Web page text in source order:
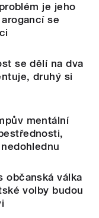
je jeho
se
se dělí na dva
druhý si
mentální
občanská válka
volby budou